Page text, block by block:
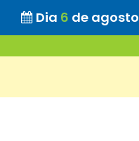
Dia 6 de agosto